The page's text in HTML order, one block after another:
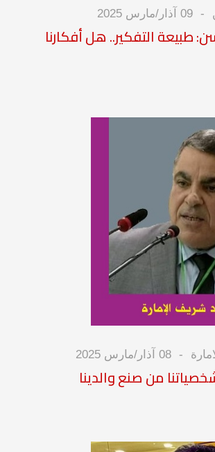
09 آذار/مارس 2025
طبيعة التفكير.. هل أفكارنا
08 آذار/مارس 2025
من صنع والدينا